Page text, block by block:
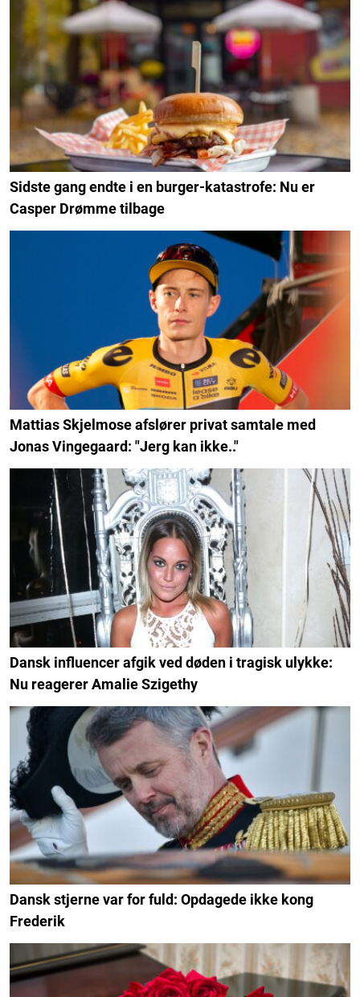
Sidste gang endte i en burger-katastrofe: Nu er
Casper Drømme tilbage
Mattias Skjelmose afslører privat samtale med
Jonas Vingegaard: "Jerg kan ikke.."
Dansk influencer afgik ved døden i tragisk ulykke:
Nu reagerer Amalie Szigethy
Dansk stjerne var for fuld: Opdagede ikke kong
Frederik